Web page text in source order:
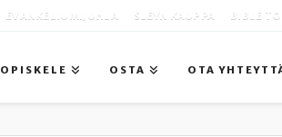
EVANKELIUMIJUHLA SLEYN KAUPPA BIBLE
OPISKELE OSTA OTA